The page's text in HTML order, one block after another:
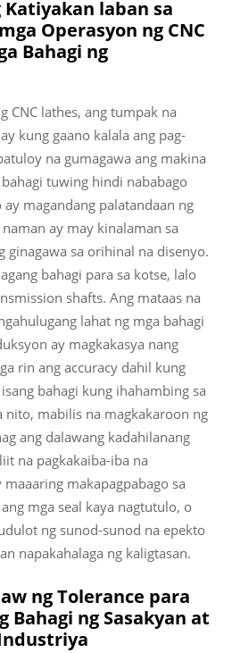
laban sa
Operasyon ng CNC
Bahagi ng
CNC lathes, ang tumpak na
kung gaano kalala ang pag-
na gumagawa ang makina
tuwing hindi nababago
magandang palatandaan ng
ay may kinalaman sa
ginagawa sa orihinal na disenyo.
bahagi para sa kotse, lalo
shafts. Ang mataas na
lahat ng mga bahagi
ay magkakasya nang
rin ang accuracy dahil kung
bahagi kung ihahambing sa
nito, mabilis na magkakaroon ng
ang dalawang kadahilanang
na pagkakaiba-iba na
makapagpabago sa
mga seal kaya nagtutulo, o
ng sunod-sunod na epekto
napakahalaga ng kaligtasan.
ng Tolerance para
Bahagi ng Sasakyan at